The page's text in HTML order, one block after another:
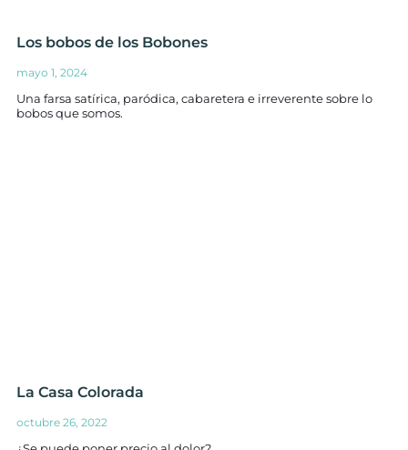
Los bobos de los Bobones
mayo 1, 2024
Una farsa satírica, paródica, cabaretera e irreverente sobre lo
bobos que somos.
La Casa Colorada
octubre 26, 2022